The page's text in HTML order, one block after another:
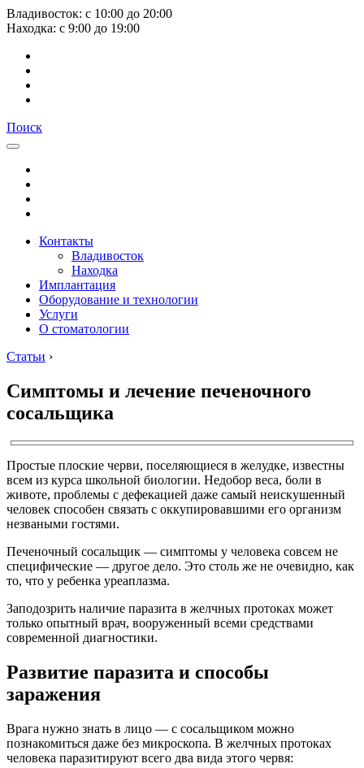
Владивосток: с 10:00 до 20:00
Находка: с 9:00 до 19:00
Поиск
Контакты
Владивосток
Находка
Имплантация
Оборудование и технологии
Услуги
О стоматологии
Статьи ›
Симптомы и лечение печеночного
сосальщика
Простые плоские черви, поселяющиеся в желудке, известны
всем из курса школьной биологии. Недобор веса, боли в
животе, проблемы с дефекацией даже самый неискушенный
человек способен связать с оккупировавшими его организм
незваными гостями.
Печеночный сосальщик — симптомы у человека совсем не
специфические — другое дело. Это столь же не очевидно, как
то, что у ребенка уреаплазма.
Заподозрить наличие паразита в желчных протоках может
только опытный врач, вооруженный всеми средствами
современной диагностики.
Развитие паразита и способы
заражения
Врага нужно знать в лицо — с сосальщиком можно
познакомиться даже без микроскопа. В желчных протоках
человека паразитируют всего два вида этого червя: